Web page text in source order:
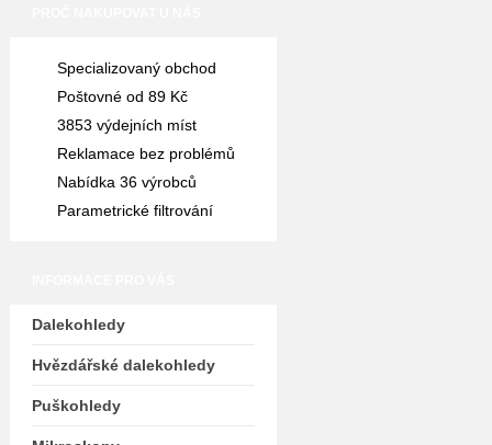
Specializovaný obchod
Poštovné od 89 Kč
3853 výdejních míst
Reklamace bez problémů
Nabídka 36 výrobců
Parametrické filtrování
Dalekohledy
Hvězdářské dalekohledy
Puškohledy